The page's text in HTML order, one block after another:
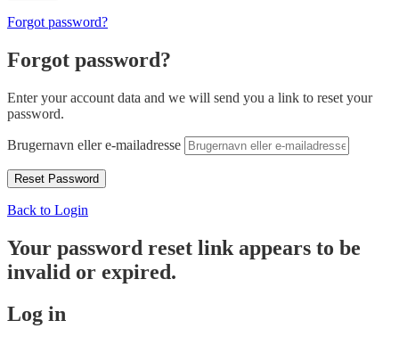
Forgot password?
Forgot password?
Enter your account data and we will send you a link to reset your
password.
Brugernavn eller e-mailadresse
Back to Login
Your password reset link appears to be
invalid or expired.
Log in